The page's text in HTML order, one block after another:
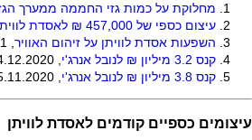
מחלוקת על כמות גזי החממה ממערך
עיצום כספי של 457,000 ₪ לאסדת לוויתן
השפעות אסדת לוויתן על זיהום האוויר
קנס 3.2 מיליון ₪ לנובל אנרג'י
קנס 3.8 מיליון ₪ לנובל אנרג'י
עיצומים כספיים קודמים לאסדת לוויתן